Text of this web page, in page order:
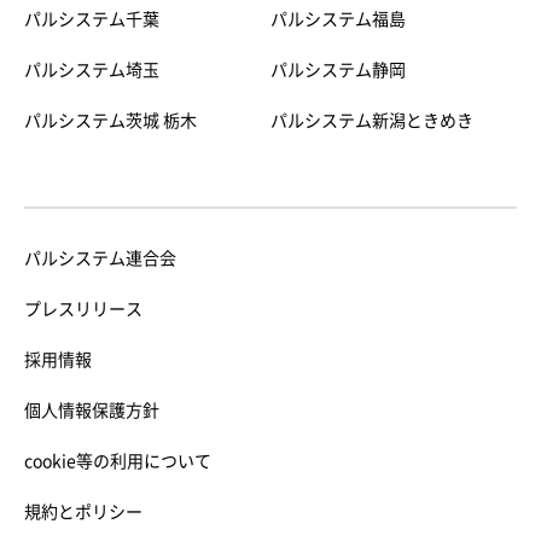
パルシステム千葉
パルシステム埼玉
パルシステム茨城 栃木
パルシステム福島
パルシステム静岡
パルシステム新潟ときめき
パルシステム連合会
プレスリリース
採用情報
個人情報保護方針
cookie等の利用について
規約とポリシー